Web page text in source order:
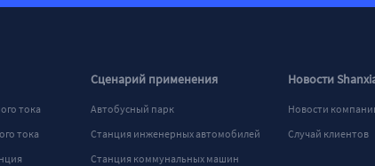
тока
тока
Сценарий применения
Автобусный парк
Станция инженерных автомобилей
Станция коммунальных машин
Новости
Новости
Случай клиентов